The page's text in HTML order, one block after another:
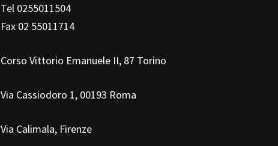
Tel 0255011504
Fax 02 55011714
Corso Vittorio Emanuele II, 87 Torino
Via Cassiodoro 1, 00193 Roma
Via Calimala, Firenze